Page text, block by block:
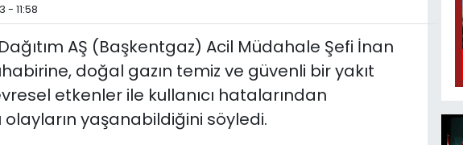
- 11:58
AŞ (Başkentgaz) Acil Müdahale Şefi İnan
doğal gazın temiz ve güvenli bir yakıt
etkenler ile kullanıcı hatalarından
yaşanabildiğini söyledi.